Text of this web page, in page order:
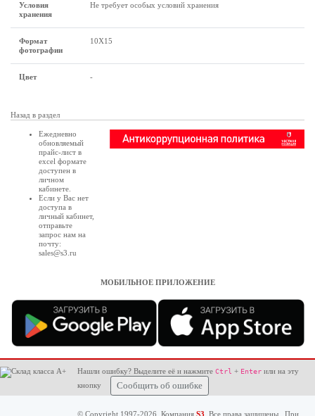
Условия
хранения
Не требует особых условий хранения
Формат
фотографии
10X15
Цвет -
Назад в раздел
Ежедневно
обновляемый
прайс-лист в
excel формате
доступен в
личном
кабинете
Если у Вас нет
доступа в
личный кабинет,
отправьте
запрос нам на
почту:
sales@s3.ru
МОБИЛЬНОЕ ПРИЛОЖЕНИЕ
Нашли ошибку? Выделите её и нажмите Ctrl + Enter или на эту
кнопку
Сообщить об ошибке
© Copyright 1997-2026. Компания S3 . Все права защищены. При